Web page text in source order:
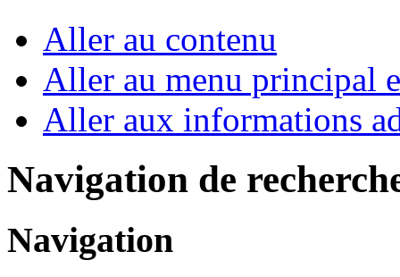
Aller au contenu
Aller au menu principal
Aller aux informations
Navigation de
Navigation